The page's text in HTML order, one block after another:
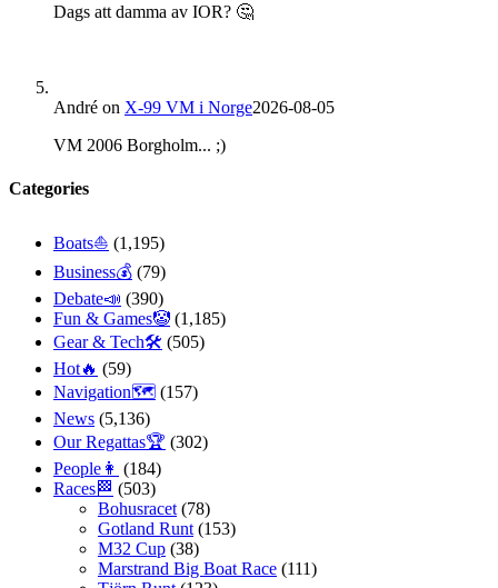
Dags att damma av IOR? 🤔
André on X-99 VM i Norge2026-08-05
VM 2006 Borgholm... ;)
Categories
Boats⛵️ (1,195)
Business💰 (79)
Debate📣 (390)
Fun & Games🤡 (1,185)
Gear & Tech🛠 (505)
Hot🔥 (59)
Navigation🗺 (157)
News (5,136)
Our Regattas🏆 (302)
People👩 (184)
Races🏁 (503)
Bohusracet (78)
Gotland Runt (153)
M32 Cup (38)
Marstrand Big Boat Race (111)